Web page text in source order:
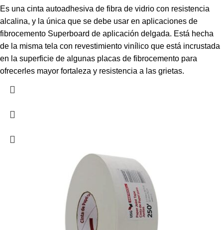
Es una cinta autoadhesiva de fibra de vidrio con resistencia
alcalina, y la única que se debe usar en aplicaciones de
fibrocemento Superboard de aplicación delgada. Está hecha
de la misma tela con revestimiento vinílico que está incrustada
en la superficie de algunas placas de fibrocemento para
ofrecerles mayor fortaleza y resistencia a las grietas.